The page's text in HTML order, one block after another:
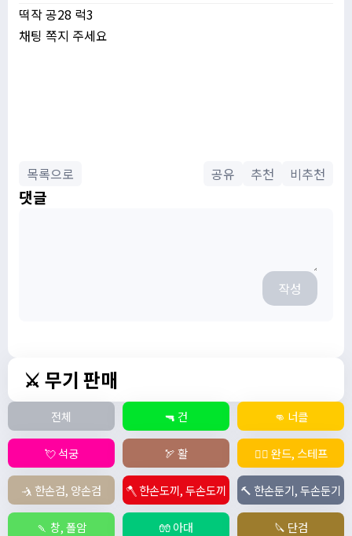
떡작 공28 럭3
채팅 쪽지 주세요
목록으로 공유 추천 비추천
댓글
작성
⚔️ 무기 판매
전체 🔫 건 👊 너클
💘 석궁 🏹 활 🧙‍♀️ 완드, 스테프
🤺 한손검, 양손검 🪓 한손도끼, 두손도끼 🔨 한손둔기, 두손둔기
🍡 창, 폴암 🧤 아대 🔪 단검